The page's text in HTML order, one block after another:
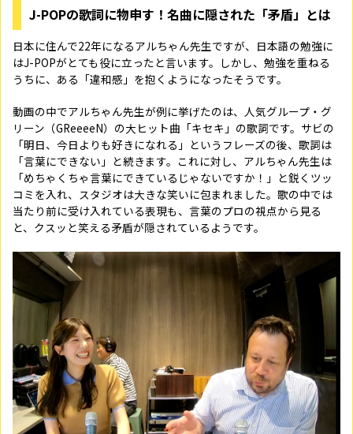
J-POPの歌詞に物申す！名曲に隠された「矛盾」とは
日本に住んで22年になるアルちゃん先生ですが、日本語の勉強に
はJ-POPがとても役に立ったと言います。しかし、勉強を重ねる
うちに、ある「違和感」を抱くようになったそうです。
動画の中でアルちゃん先生が例に挙げたのは、人気グループ・グ
リーン（GReeeeN）の大ヒット曲「キセキ」の歌詞です。サビの
「明日、今日よりも好きになれる」というフレーズの後、歌詞は
「言葉にできない」と続きます。これに対し、アルちゃん先生は
「めちゃくちゃ言葉にできているじゃないですか！」と鋭くツッ
コミを入れ、スタジオは大きな笑いに包まれました。歌の中では
当たり前に受け入れている表現も、言葉のプロの視点から見る
と、クスッと笑える矛盾が隠されているようです。